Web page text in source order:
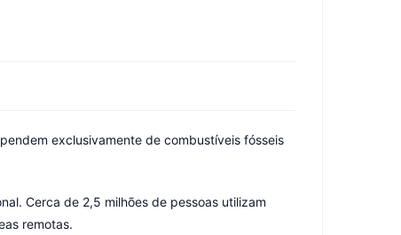
exclusivamente de combustíveis fósseis
Cerca de 2,5 milhões de pessoas utilizam
remotas.